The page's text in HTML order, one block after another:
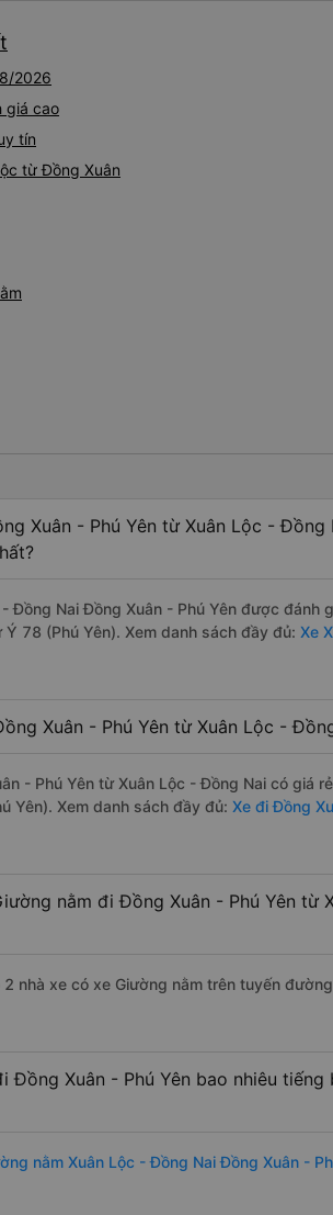
2026
giá cao
tín
từ Đồng Xuân
Xuân - Phú Yên từ Xuân Lộc - Đồng
Đồng Nai Đồng Xuân - Phú Yên được đánh
78 (Phú Yên). Xem danh sách đầy đủ: Xe
Xuân - Phú Yên từ Xuân Lộc -
- Phú Yên từ Xuân Lộc - Đồng Nai có giá
Yên). Xem danh sách đầy đủ: Xe đi Đồng
nằm đi Đồng Xuân - Phú Yên từ
nhà xe có xe Giường nằm trên tuyến
Đồng Xuân - Phú Yên bao nhiêu tiếng
nằm Xuân Lộc - Đồng Nai Đồng Xuân -